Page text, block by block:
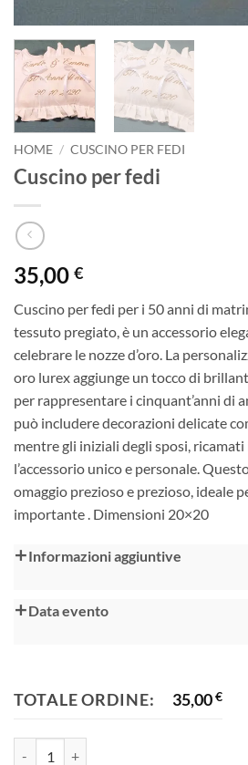
HOME / CUSCINO PER FEDI
Cuscino per fedi
35,00 €
Cuscino per fedi per i 50 anni di
tessuto pregiato, è un accessorio
celebrare le nozze d’oro. La
oro lurex aggiunge un tocco di
per rappresentare i cinquant’anni di
può includere decorazioni delicate
mentre gli iniziali degli sposi, ricamati
l’accessorio unico e personale.
omaggio prezioso e prezioso, ideale
importante . Dimensioni 20×20
Informazioni aggiuntive
Data evento
TOTALE ORDINE: 35,00€
Alternative: